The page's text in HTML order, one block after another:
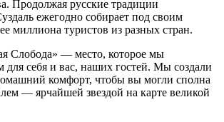
Продолжая русские традиции
ежегодно собирает под своим
миллиона туристов из разных стран.
Слобода» — место, которое мы
себя и вас, наших гостей. Мы создали
комфорт, чтобы вы могли сполна
— ярчайшей звездой на карте великой